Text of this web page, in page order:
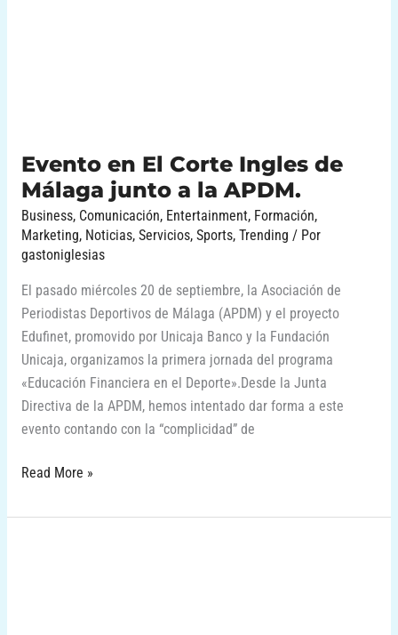
Evento en El Corte Ingles de
Málaga junto a la APDM.
Business, Comunicación, Entertainment, Formación,
Marketing, Noticias, Servicios, Sports, Trending / Por
gastoniglesias
El pasado miércoles 20 de septiembre, la Asociación de
Periodistas Deportivos de Málaga (APDM) y el proyecto
Edufinet, promovido por Unicaja Banco y la Fundación
Unicaja, organizamos la primera jornada del programa
«Educación Financiera en el Deporte».Desde la Junta
Directiva de la APDM, hemos intentado dar forma a este
evento contando con la “complicidad” de
Read More »